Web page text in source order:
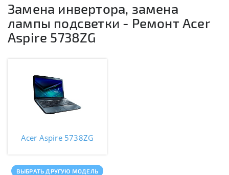
Замена инвертора, замена
лампы подсветки - Ремонт Acer
Aspire 5738ZG
Acer Aspire 5738ZG
ВЫБРАТЬ ДРУГУЮ МОДЕЛЬ